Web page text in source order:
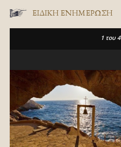
ΕΙΔΙΚΉ ΕΝΗΜΈΡΩΣΗ
1 του 4